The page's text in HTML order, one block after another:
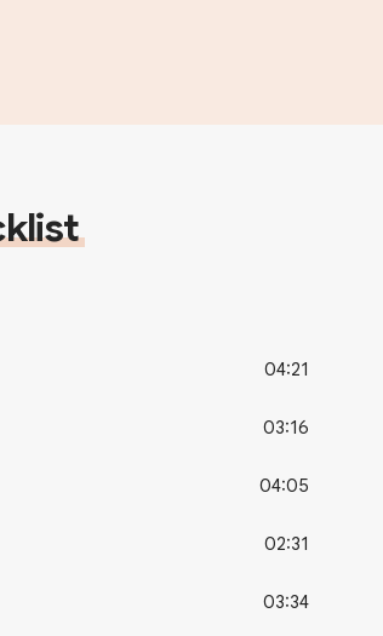
04:21
03:16
04:05
02:31
03:34